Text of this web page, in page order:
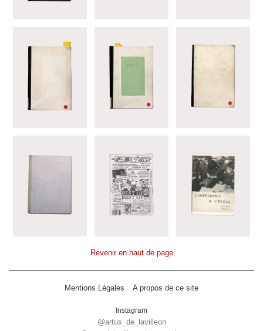
Revenir en haut de page
Mentions Légales A propos de ce site
Instagram
@artus_de_lavilleon